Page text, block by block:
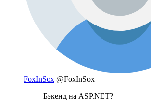
FoxInSox @FoxInSox
Бэкенд на ASP.NET?